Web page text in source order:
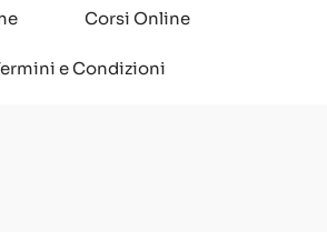
Corsi Online
e Condizioni